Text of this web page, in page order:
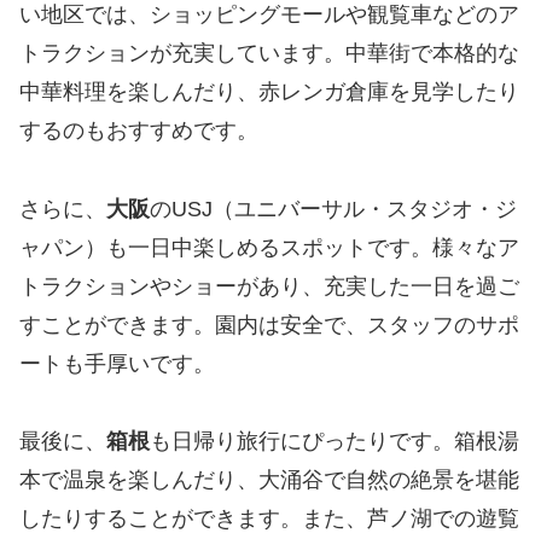
い地区では、ショッピングモールや観覧車などのア
トラクションが充実しています。中華街で本格的な
中華料理を楽しんだり、赤レンガ倉庫を見学したり
するのもおすすめです。
さらに、 大阪のUSJ（ユニバーサル・スタジオ・ジ
ャパン）も一日中楽しめるスポットです。様々なア
トラクションやショーがあり、充実した一日を過ご
すことができます。園内は安全で、スタッフのサポ
ートも手厚いです。
最後に、 箱根 も日帰り旅行にぴったりです。箱根湯
本で温泉を楽しんだり、大涌谷で自然の絶景を堪能
したりすることができます。また、芦ノ湖での遊覧